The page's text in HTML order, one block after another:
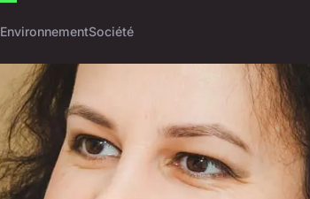
EnvironnementSociété